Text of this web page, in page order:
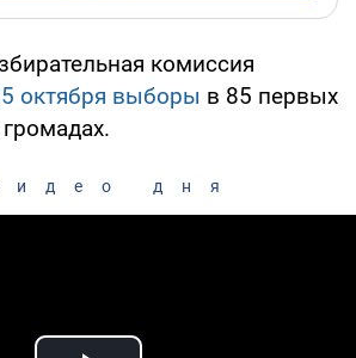
комиссия
октября выборы в 85 первых
дня